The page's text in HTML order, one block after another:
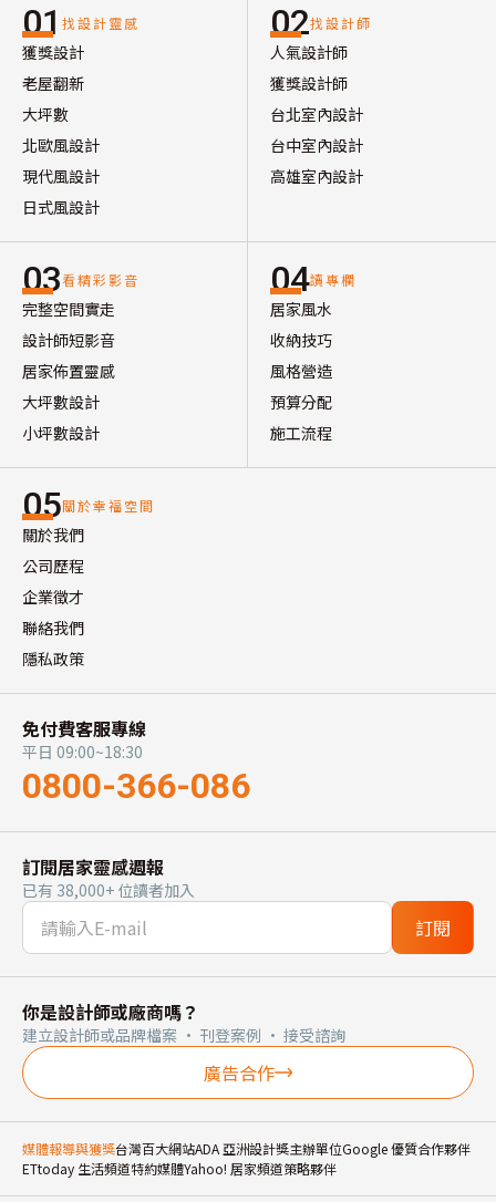
01 找設計靈感
獲獎設計
老屋翻新
大坪數
北歐風設計
現代風設計
日式風設計
02找設計師
人氣設計師
獲獎設計師
台北室內設計
台中室內設計
高雄室內設計
03看精彩影音
完整空間實走
設計師短影音
居家佈置靈感
大坪數設計
小坪數設計
04讀專欄
居家風水
收納技巧
風格營造
預算分配
施工流程
05關於幸福空間
關於我們
公司歷程
企業徵才
聯絡我們
隱私政策
免付費客服專線
平日 09:00~18:30
0800-366-086
訂閱居家靈感週報
已有 38,000+ 位讀者加入
訂閱
你是設計師或廠商嗎？
建立設計師或品牌檔案 · 刊登案例 · 接受諮詢
廣告合作
媒體報導與獲獎台灣百大網站ADA 亞洲設計獎主辦單位Google 優質合作夥伴
ETtoday 生活頻道特約媒體Yahoo! 居家頻道策略夥伴